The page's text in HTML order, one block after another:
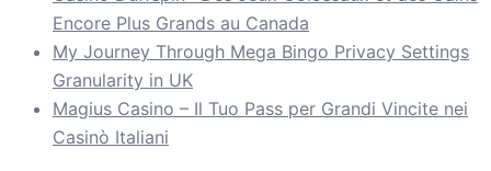
Encore Plus Grands au Canada
My Journey Through Mega Bingo Privacy Settings
Granularity in UK
Magius Casino – Il Tuo Pass per Grandi Vincite nei
Casinò Italiani